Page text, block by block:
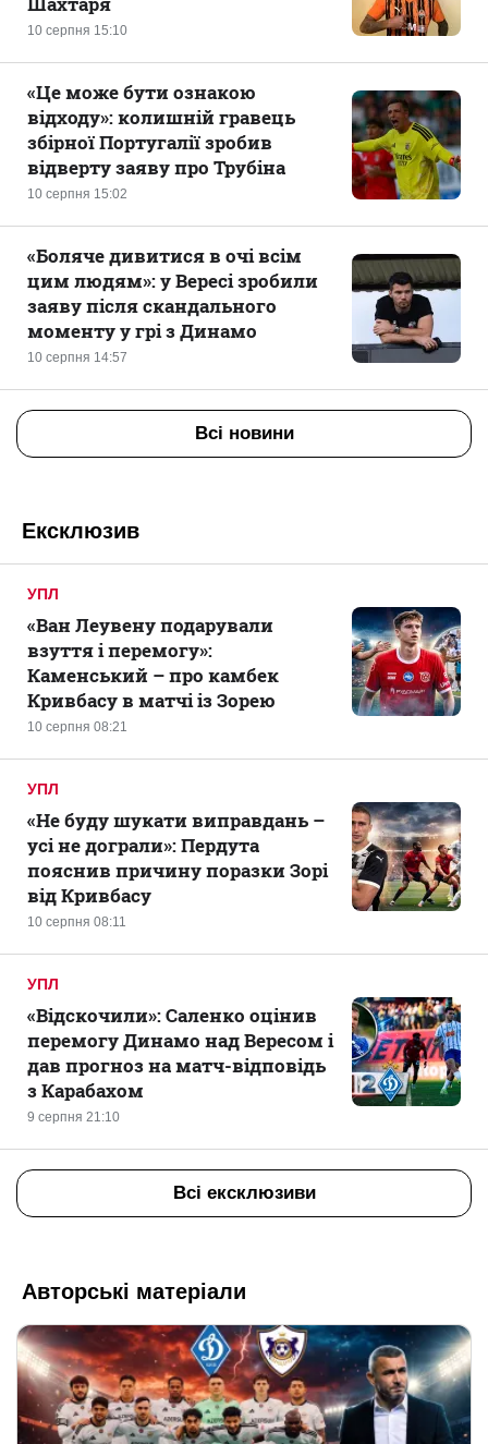
10 серпня 15:10
10 серпня 15:02
«Це може бути ознакою
відходу»: колишній гравець
збірної Португалії зробив
відверту заяву про Трубіна
10 серпня 14:57
«Боляче дивитися в очі всім
цим людям»: у Вересі зробили
заяву після скандального
моменту у грі з Динамо
Всі новини
Ексклюзив
УПЛ
10 серпня 08:21
«Ван Леувену подарували
взуття і перемогу»:
Каменський – про камбек
Кривбасу в матчі із Зорею
УПЛ
10 серпня 08:11
«Не буду шукати виправдань –
усі не дограли»: Пердута
пояснив причину поразки Зорі
від Кривбасу
УПЛ
9 серпня 21:10
«Відскочили»: Саленко оцінив
перемогу Динамо над Вересом і
дав прогноз на матч-відповідь
з Карабахом
Всі ексклюзиви
Авторські матеріали